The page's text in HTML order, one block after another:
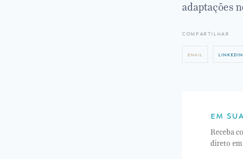
adaptações
compartilhar
email linkedin
em
Receba
direto